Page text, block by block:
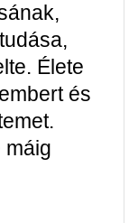
Élete
és
máig